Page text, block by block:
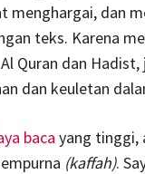
menghargai, dan
teks. Karena
Quran dan
dan keuletan
baca yang tinggi,
(kaffah).